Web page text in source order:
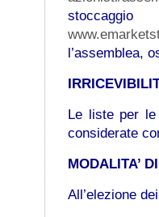
l’assemblea,
Le liste per
considerate
MODALITA’
All’elezione